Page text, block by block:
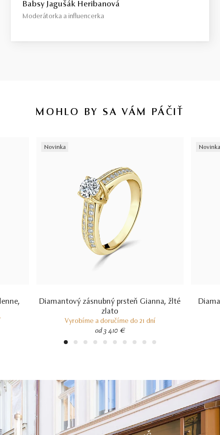
Babsy Jagušák Heribanová
Moderátorka a influencerka
MOHLO BY SA VÁM PÁČIŤ
Novinka
Diamantový zásnubný prsteň Gianna, žlté
zlato
Vyrobíme a doručíme do 21 dní
od 3 410 €
Novinka
1 2 3 4 5 6 7 8 9 10